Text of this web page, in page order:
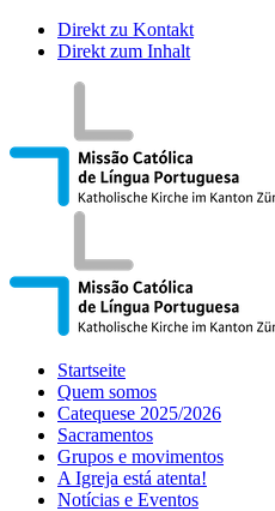
Direkt zu Kontakt
Direkt zum Inhalt
Startseite
Quem somos
Catequese 2025/2026
Sacramentos
Grupos e movimentos
A Igreja está atenta!
Notícias e Eventos